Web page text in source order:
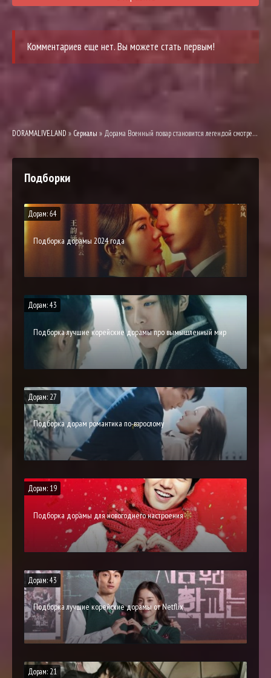
Комментариев еще нет. Вы можете стать первым!
DORAMALIVE.LAND » Сериалы » Дорама Военный повар становится легендой смотреть онлайн
Подборки
Дорам: 64
Подборка дорамы 2024 года
Дорам: 43
Подборка лучшие корейские дорамы про вымышленный мир
Дорам: 27
Подборка дорам романтика по-взрослому
Дорам: 19
Подборка дорамы для новогоднего настроения
Дорам: 43
Подборка лучшие корейские дорамы от Netflix
Дорам: 21